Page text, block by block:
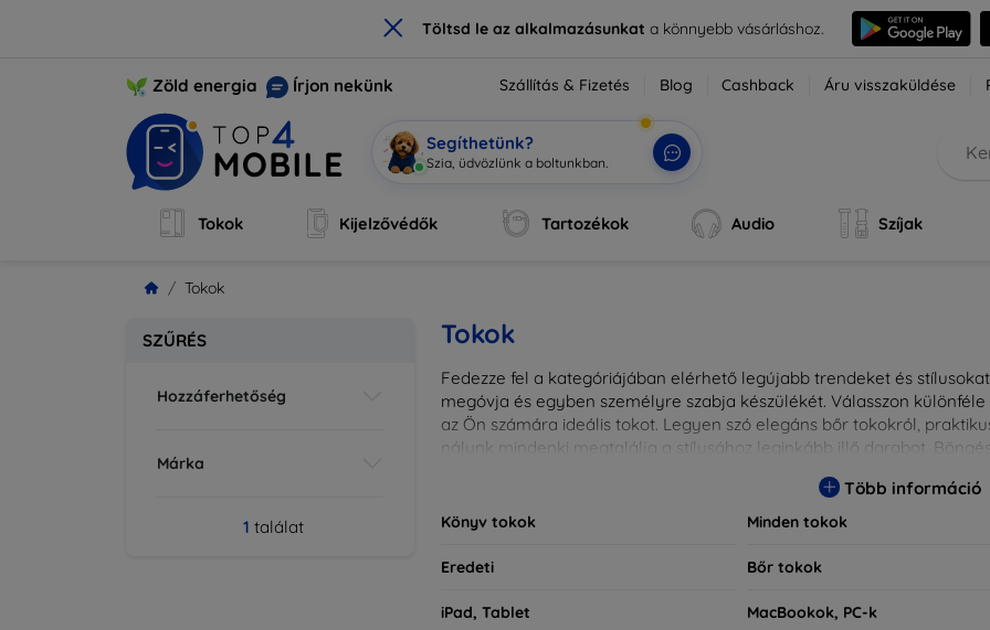
× Töltsd le az alkalmazásunkata könnyebb vásárláshoz.
Zöld energia Írjon nekünk Szállítás & Fizetés Blog Cashback Áru visszaküldése
Segíthetünk?
Sz|
Tokok Kijelzővédők Tartozékok Audio Szíjak
Tokok
SZŰRÉS
Hozzáferhetőség
Márka
1 találat
Tokok
Fedezze fel a kategóriájában elérhető legújabb trendeket és
megóvja és egyben személyre szabja készülékét. Válasszon
az Ön számára ideális tokot. Legyen szó elegáns bőr tokokról,
nálunk mindenki megtalálja a stílusához leginkább illő darabot.
Több információ
Könyv tokok Minden tokok
Eredeti Bőr tokok
iPad, Tablet MacBookok, PC-k